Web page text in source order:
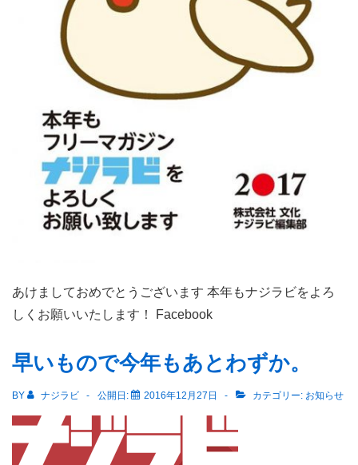
あけましておめでとうございます 本年もナジラビをよろ
しくお願いいたします！ Facebook
早いもので今年もあとわずか。
BY ナジラビ 公開日: 2016年12月27日 カテゴリー: お知らせ